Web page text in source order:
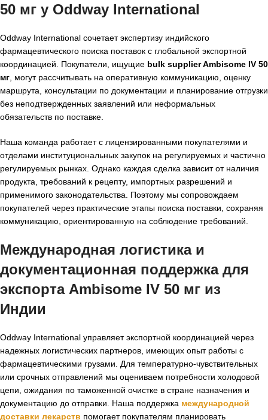
50 мг у Oddway International
Oddway International сочетает экспертизу индийского
фармацевтического поиска поставок с глобальной экспортной
координацией. Покупатели, ищущие bulk supplier Ambisome IV 50
мг , могут рассчитывать на оперативную коммуникацию, оценку
маршрута, консультации по документации и планирование отгрузки
без неподтвержденных заявлений или неформальных
обязательств по поставке.
Наша команда работает с лицензированными покупателями и
отделами институциональных закупок на регулируемых и частично
регулируемых рынках. Однако каждая сделка зависит от наличия
продукта, требований к рецепту, импортных разрешений и
применимого законодательства. Поэтому мы сопровождаем
покупателей через практические этапы поиска поставки, сохраняя
коммуникацию, ориентированную на соблюдение требований.
Международная логистика и
документационная поддержка для
экспорта Ambisome IV 50 мг из
Индии
Oddway International управляет экспортной координацией через
надежных логистических партнеров, имеющих опыт работы с
фармацевтическими грузами. Для температурно-чувствительных
или срочных отправлений мы оцениваем потребности холодовой
цепи, ожидания по таможенной очистке в стране назначения и
документацию до отправки. Наша поддержка международной
доставки лекарств помогает покупателям планировать